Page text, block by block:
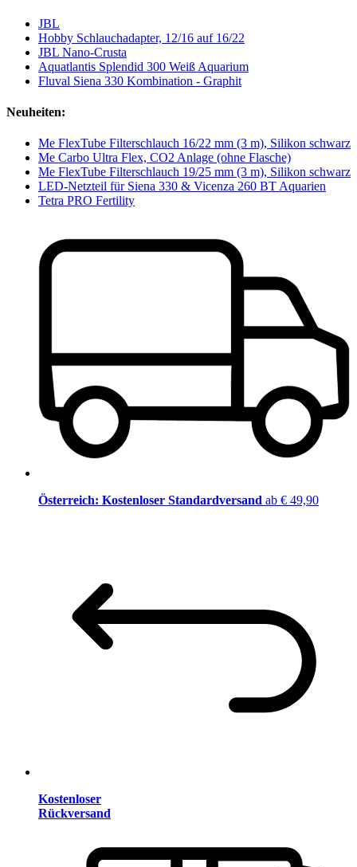
JBL
Hobby Schlauchadapter, 12/16 auf 16/22
JBL Nano-Crusta
Aquatlantis Splendid 300 Weiß Aquarium
Fluval Siena 330 Kombination - Graphit
Neuheiten:
Me FlexTube Filterschlauch 16/22 mm (3 m), Silikon schwarz
Me Carbo Ultra Flex, CO2 Anlage (ohne Flasche)
Me FlexTube Filterschlauch 19/25 mm (3 m), Silikon schwarz
LED-Netzteil für Siena 330 & Vicenza 260 BT Aquarien
Tetra PRO Fertility
Österreich: Kostenloser Standardversand ab € 49,90
Kostenloser
Rückversand